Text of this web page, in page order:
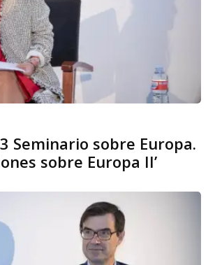
Seminario sobre Europa.
sobre Europa II’